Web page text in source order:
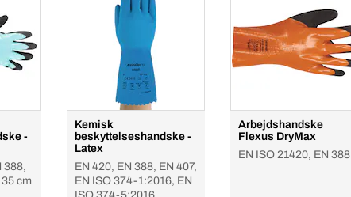
-
388,
cm
Kemisk
beskyttelseshandske -
Latex
EN 420, EN 388, EN 407,
EN ISO 374-1:2016, EN
Arbejdshandske
Flexus DryMax
EN ISO 21420, EN 388